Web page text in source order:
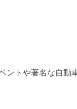
ントや著名な自動